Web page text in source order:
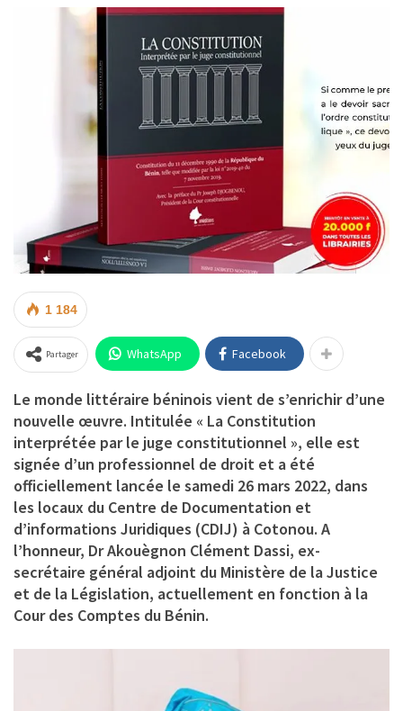
1 184
Partager WhatsApp Facebook
Le monde littéraire béninois vient de s’enrichir d’une
nouvelle œuvre. Intitulée « La Constitution
interprétée par le juge constitutionnel », elle est
signée d’un professionnel de droit et a été
officiellement lancée le samedi 26 mars 2022, dans
les locaux du Centre de Documentation et
d’informations Juridiques (CDIJ) à Cotonou. A
l’honneur, Dr Akouègnon Clément Dassi, ex-
secrétaire général adjoint du Ministère de la Justice
et de la Législation, actuellement en fonction à la
Cour des Comptes du Bénin.